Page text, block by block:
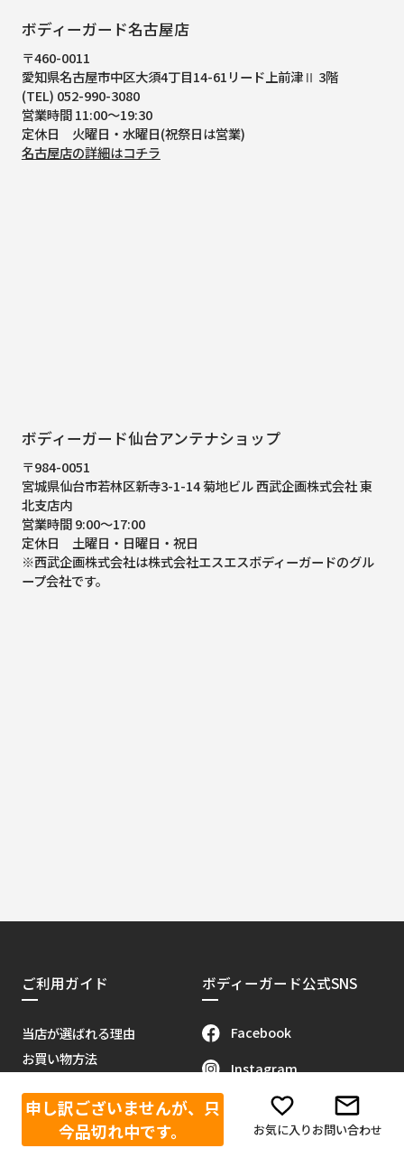
申し訳ございませんが、只
今品切れ中です。
お気に入りお問い合わせ
ボディーガード名古屋店
〒460-0011
愛知県名古屋市中区大須4丁目14-61リード上前津Ⅱ 3階
(TEL) 052-990-3080
営業時間 11:00～19:30
定休日 火曜日・水曜日(祝祭日は営業)
名古屋店の詳細はコチラ
ボディーガード仙台アンテナショップ
〒984-0051
宮城県仙台市若林区新寺3-1-14 菊地ビル 西武企画株式会社 東
北支店内
営業時間 9:00～17:00
定休日 土曜日・日曜日・祝日
※西武企画株式会社は株式会社エスエスボディーガードのグル
ープ会社です。
ご利用ガイド
当店が選ばれる理由
お買い物方法
販売代理店募集
当サイトについて
ボディーガード公式SNS
Facebook
Instagram
X（旧Twitter）
Youtube